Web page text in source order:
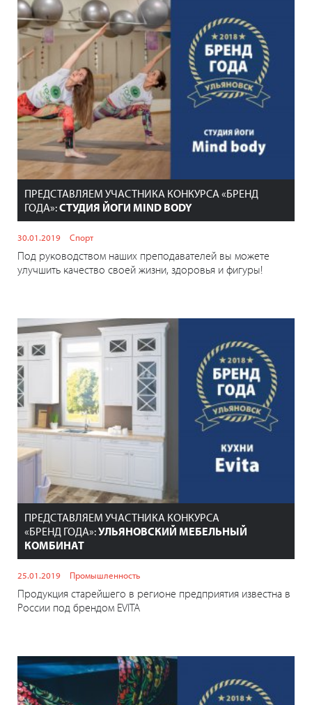
ПРЕДСТАВЛЯЕМ УЧАСТНИКА КОНКУРСА «БРЕНД
ГОДА»:СТУДИЯ ЙОГИ MIND BODY
30.01.2019 Спорт
Под руководством наших преподавателей вы можете
улучшить качество своей жизни, здоровья и фигуры!
ПРЕДСТАВЛЯЕМ УЧАСТНИКА КОНКУРСА
«БРЕНД ГОДА»:УЛЬЯНОВСКИЙ МЕБЕЛЬНЫЙ
КОМБИНАТ
25.01.2019 Промышленность
Продукция старейшего в регионе предприятия известна в
России под брендом EVITA